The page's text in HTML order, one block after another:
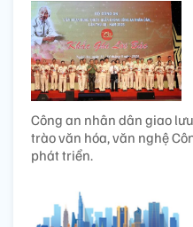
Công an nhân dân giao
trào văn hóa, văn nghệ
phát triển.